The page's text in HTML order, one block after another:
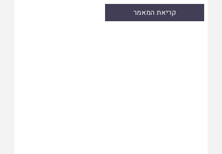
קריאת המאמר